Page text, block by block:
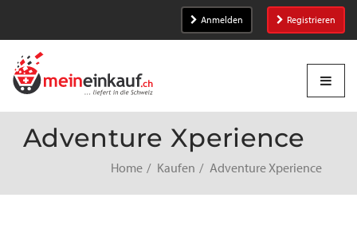
Anmelden Registrieren
Adventure Xperience
Home Kaufen Adventure Xperience